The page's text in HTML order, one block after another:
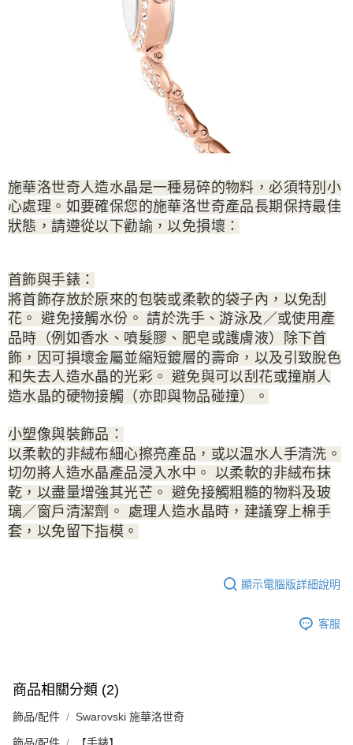
施華洛世奇人造水晶是一種易碎的物料，必須特別小
心處理。如要確保您的施華洛世奇產品長期保持最佳
狀態，請遵從以下勸諭，以免損壞：
首飾與手錶：
將首飾存放於原來的包裝或柔軟的袋子內，以免刮
花。 避免接觸水份。 請於洗手、游泳及／或使用產
品時（例如香水、噴髮膠、肥皂或護膚液）除下首
飾，因可損壞金屬並縮短鍍層的壽命，以及引致脫色
和失去人造水晶的光彩。 避免與可以刮花或撞崩人
造水晶的硬物接觸（亦即與物品碰撞）。
小塑像與裝飾品：
以柔軟的非絨布細心擦亮產品，或以温水人手清洗。
切勿將人造水晶產品浸入水中。 以柔軟的非絨布抹
乾，以盡量增強其光芒。 避免接觸粗糙的物料及玻
璃／窗戶清潔劑。 處理人造水晶時，建議穿上棉手
套，以免留下指模。
顯示電腦版詳細說明
客服
商品相關分類 (2)
飾品/配件 Swarovski 施華洛世奇